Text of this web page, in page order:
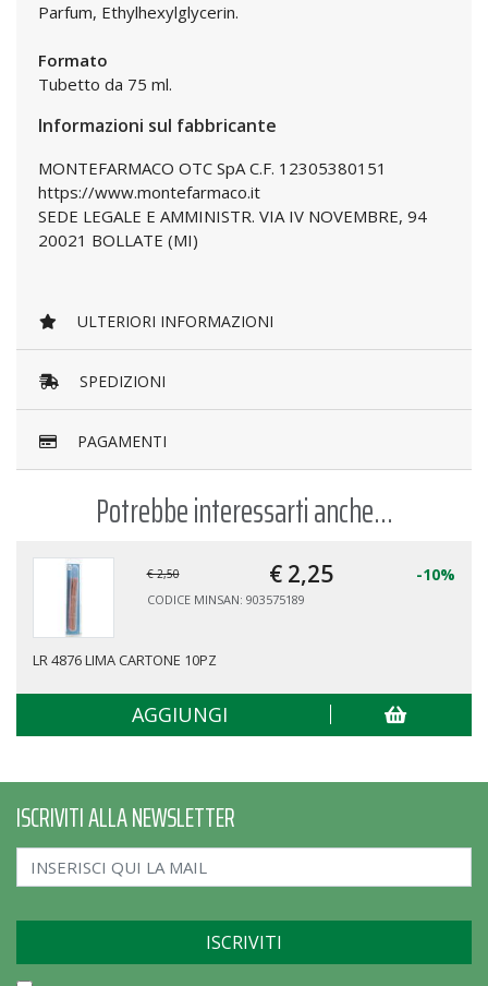
Parfum, Ethylhexylglycerin.
Formato
Tubetto da 75 ml.
Informazioni sul fabbricante
MONTEFARMACO OTC SpA C.F. 12305380151
https://www.montefarmaco.it
SEDE LEGALE E AMMINISTR. VIA IV NOVEMBRE, 94
20021 BOLLATE (MI)
ULTERIORI INFORMAZIONI
SPEDIZIONI
PAGAMENTI
Potrebbe interessarti anche...
€ 2,50 € 2,25 -10%
CODICE MINSAN: 903575189
LR 4876 LIMA CARTONE 10PZ
AGGIUNGI
ISCRIVITI ALLA NEWSLETTER